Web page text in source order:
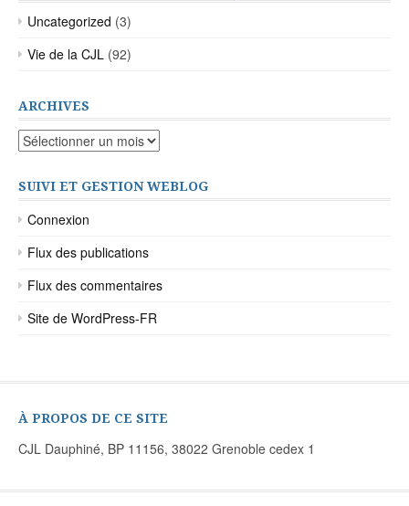
Uncategorized (3)
Vie de la CJL (92)
ARCHIVES
Archives
SUIVI ET GESTION WEBLOG
Connexion
Flux des publications
Flux des commentaires
Site de WordPress-FR
À PROPOS DE CE SITE
CJL Dauphiné, BP 11156, 38022 Grenoble cedex 1